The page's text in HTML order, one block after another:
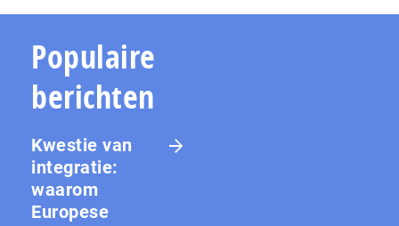
Populaire
berichten
Kwestie van
integratie:
waarom
Europese